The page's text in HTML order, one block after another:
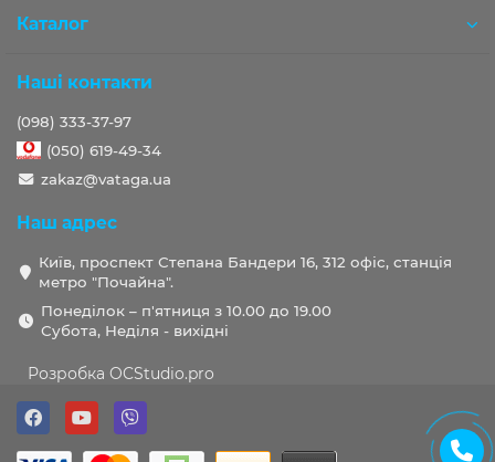
Каталог
Наші контакти
(098) 333-37-97
(050) 619-49-34
zakaz@vataga.ua
Наш адрес
Київ, проспект Степана Бандери 16, 312 офіс, станція
метро "Почайна".
Понеділок – п'ятниця з 10.00 до 19.00
Субота, Неділя - вихідні
Розробка OCStudio.pro